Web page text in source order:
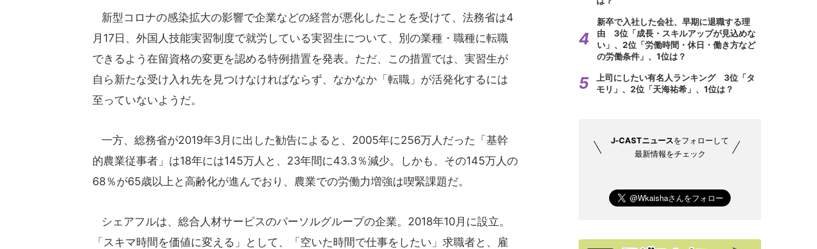
新型コロナの感染拡大の影響で企業などの経営が悪化したことを受けて、法務省は4
月17日、外国人技能実習制度で就労している実習生について、別の業種・職種に転職
できるよう在留資格の変更を認める特例措置を発表。ただ、この措置では、実習生が
自ら新たな受け入れ先を見つけなければならず、なかなか「転職」が活発化するには
至っていないようだ。
一方、総務省が2019年3月に出した勧告によると、2005年に256万人だった「基幹
的農業従事者」は18年には145万人と、23年間に43.3％減少。しかも、その145万人の
68％が65歳以上と高齢化が進んでおり、農業での労働力増強は喫緊課題だ。
シェアフルは、総合人材サービスのパーソルグループの企業。2018年10月に設立。
「スキマ時間を価値に変える」として、「空いた時間で仕事をしたい」求職者と、雇
新卒で入社した会社、早期に退職する理
由 3位「成長・スキルアップが見込めな
い」、2位「労働時間・休日・働き方など
の労働条件」、1位は？
上司にしたい有名人ランキング 3位「タ
モリ」、2位「天海祐希」、1位は？
J-CASTニュースをフォローして
最新情報をチェック